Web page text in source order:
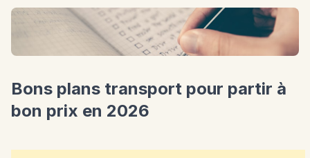
Bons plans transport pour partir à
bon prix en 2026